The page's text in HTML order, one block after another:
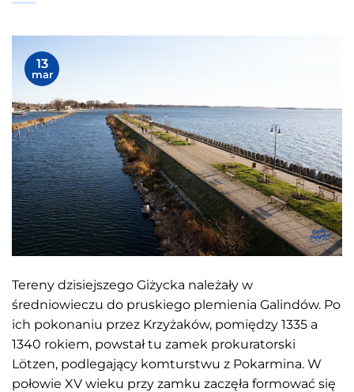
13
mar
Tereny dzisiejszego Giżycka należały w
średniowieczu do pruskiego plemienia Galindów. Po
ich pokonaniu przez Krzyżaków, pomiędzy 1335 a
1340 rokiem, powstał tu zamek prokuratorski
Lötzen, podlegający komturstwu z Pokarmina. W
połowie XV wieku przy zamku zaczęła formować się